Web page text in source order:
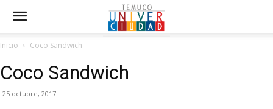
Inicio Coco Sandwich
Coco Sandwich
25 octubre, 2017